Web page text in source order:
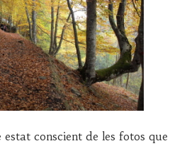
conscient de les fotos que